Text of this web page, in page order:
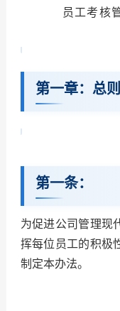
员工考核
第一章：总则
第一条：
为促进公司管理现
挥每位员工的积极
制定本办法。